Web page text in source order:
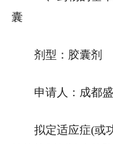
囊
剂型：胶囊剂
申请人：成都
拟定适应症(或